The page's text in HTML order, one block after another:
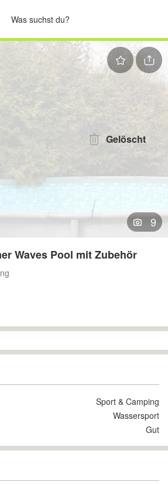
Gelöscht
9
Waves Pool mit Zubehör
Sport & Camping
Wassersport
Gut